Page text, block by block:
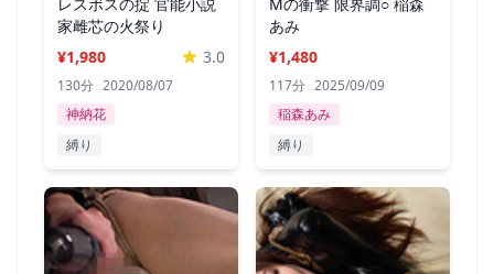
家雌芯の火祭り
¥1,980
3.0
130分 2020/08/07
神納花
縛り
あみ
¥1,480
117分 2025/09/09
稲森あみ
縛り